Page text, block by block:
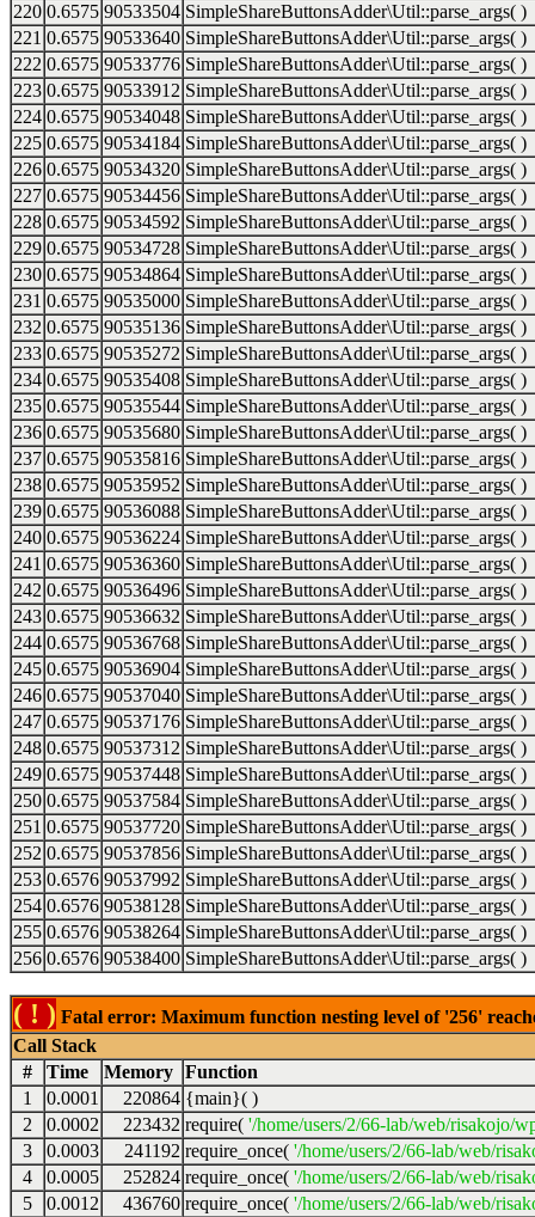
220 0.6575 90533504 SimpleShareButtonsAdder\Util::parse_args( )
221 0.6575 90533640 SimpleShareButtonsAdder\Util::parse_args( )
222 0.6575 90533776 SimpleShareButtonsAdder\Util::parse_args( )
223 0.6575 90533912 SimpleShareButtonsAdder\Util::parse_args( )
224 0.6575 90534048 SimpleShareButtonsAdder\Util::parse_args( )
225 0.6575 90534184 SimpleShareButtonsAdder\Util::parse_args( )
226 0.6575 90534320 SimpleShareButtonsAdder\Util::parse_args( )
227 0.6575 90534456 SimpleShareButtonsAdder\Util::parse_args( )
228 0.6575 90534592 SimpleShareButtonsAdder\Util::parse_args( )
229 0.6575 90534728 SimpleShareButtonsAdder\Util::parse_args( )
230 0.6575 90534864 SimpleShareButtonsAdder\Util::parse_args( )
231 0.6575 90535000 SimpleShareButtonsAdder\Util::parse_args( )
232 0.6575 90535136 SimpleShareButtonsAdder\Util::parse_args( )
233 0.6575 90535272 SimpleShareButtonsAdder\Util::parse_args( )
234 0.6575 90535408 SimpleShareButtonsAdder\Util::parse_args( )
235 0.6575 90535544 SimpleShareButtonsAdder\Util::parse_args( )
236 0.6575 90535680 SimpleShareButtonsAdder\Util::parse_args( )
237 0.6575 90535816 SimpleShareButtonsAdder\Util::parse_args( )
238 0.6575 90535952 SimpleShareButtonsAdder\Util::parse_args( )
239 0.6575 90536088 SimpleShareButtonsAdder\Util::parse_args( )
240 0.6575 90536224 SimpleShareButtonsAdder\Util::parse_args( )
241 0.6575 90536360 SimpleShareButtonsAdder\Util::parse_args( )
242 0.6575 90536496 SimpleShareButtonsAdder\Util::parse_args( )
243 0.6575 90536632 SimpleShareButtonsAdder\Util::parse_args( )
244 0.6575 90536768 SimpleShareButtonsAdder\Util::parse_args( )
245 0.6575 90536904 SimpleShareButtonsAdder\Util::parse_args( )
246 0.6575 90537040 SimpleShareButtonsAdder\Util::parse_args( )
247 0.6575 90537176 SimpleShareButtonsAdder\Util::parse_args( )
248 0.6575 90537312 SimpleShareButtonsAdder\Util::parse_args( )
249 0.6575 90537448 SimpleShareButtonsAdder\Util::parse_args( )
250 0.6575 90537584 SimpleShareButtonsAdder\Util::parse_args( )
251 0.6575 90537720 SimpleShareButtonsAdder\Util::parse_args( )
252 0.6575 90537856 SimpleShareButtonsAdder\Util::parse_args( )
253 0.6576 90537992 SimpleShareButtonsAdder\Util::parse_args( )
254 0.6576 90538128 SimpleShareButtonsAdder\Util::parse_args( )
255 0.6576 90538264 SimpleShareButtonsAdder\Util::parse_args( )
256 0.6576 90538400 SimpleShareButtonsAdder\Util::parse_args( )
( ! ) Fatal error: Maximum function nesting level of '256'
Call Stack
#
Time Memory Function
1
0.0001 220864 {main}( )
2
0.0002 223432 require( '/home/users/2/66-lab/web/risakojo/
3
0.0003 241192 require_once( '/home/users/2/66-lab/web/
4
0.0005 252824 require_once( '/home/users/2/66-lab/web/
5
0.0012 436760 require_once( '/home/users/2/66-lab/web/